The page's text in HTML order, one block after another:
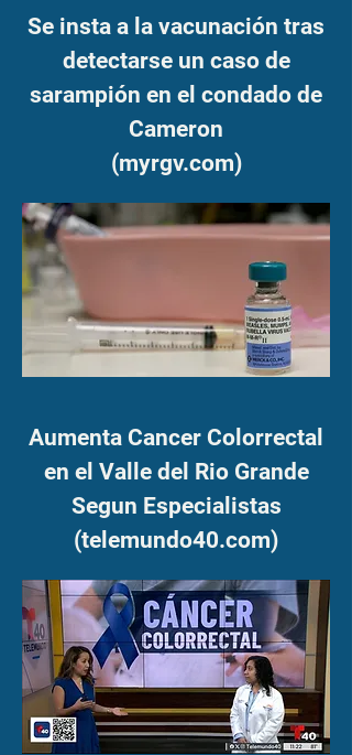
Se insta a la vacunación tras
detectarse un caso de
sarampión en el condado de
Cameron
(myrgv.com)
Aumenta Cancer Colorrectal
en el Valle del Rio Grande
Segun Especialistas
(telemundo40.com)